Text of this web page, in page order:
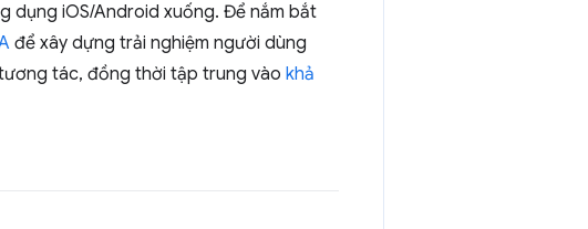
dụng iOS/Android xuống. Để nắm bắt
để xây dựng trải nghiệm người dùng
tác, đồng thời tập trung vào khả